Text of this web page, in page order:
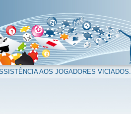
AOS JOGADORES VICIADOS.